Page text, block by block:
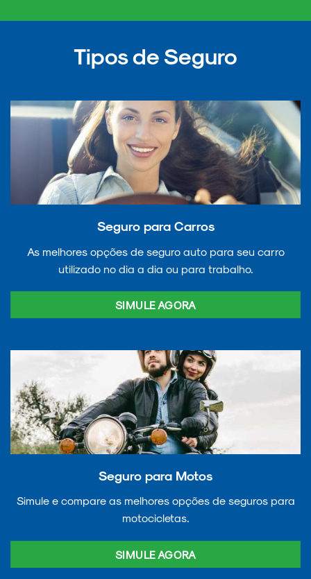
Tipos de Seguro
Seguro para Carros
As melhores opções de seguro auto para seu carro
utilizado no dia a dia ou para trabalho.
SIMULE AGORA
Seguro para Motos
Simule e compare as melhores opções de seguros para
motocicletas.
SIMULE AGORA